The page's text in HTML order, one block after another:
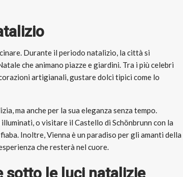
Durante il periodo natalizio, la città si
che animano piazze e giardini. Tra i più celebri
artigianali, gustare dolci tipici come lo
ma anche per la sua eleganza senza tempo.
o visitare il Castello di Schönbrunn con la
Inoltre, Vienna è un paradiso per gli amanti della
che resterà nel cuore.
sotto le luci natalizie